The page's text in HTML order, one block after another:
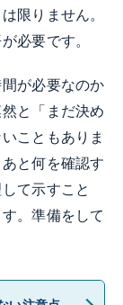
限りません。
必要です。
が必要なのか
と「まだ決め
こともありま
と何を確認す
て示すこと
。準備をして